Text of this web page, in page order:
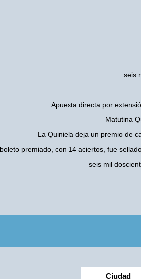
seis
Apuesta directa por
Matutina
La Quiniela deja un premio de
boleto premiado, con 14 aciertos, fue
seis mil
Ciudad